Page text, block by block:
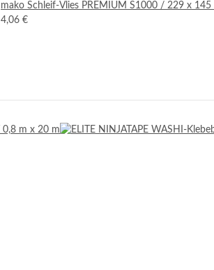
mako Schleif-Vlies PREMIUM S1000 / 229 x
4,06 €